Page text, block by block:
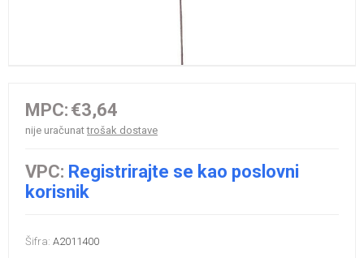
MPC: €3,64
nije uračunattrošak dostave
VPC: Registrirajte se kao poslovni
korisnik
Šifra: A2011400